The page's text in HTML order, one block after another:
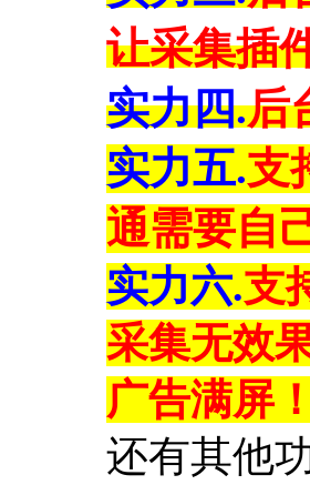
让采集插
实力四.后
实力五.支
通需要自
实力六.支
采集无效
广告满屏！
还有其他